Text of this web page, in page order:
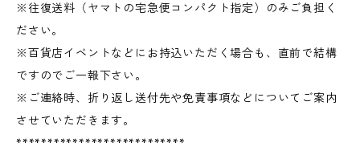
※往復送料（ヤマトの宅急便コンパクト指定）のみご負担く
ださい。
※百貨店イベントなどにお持込いただく場合も、直前で結構
ですのでご一報下さい。
※ご連絡時、折り返し送付先や免責事項などについてご案内
させていただきます。
***************************